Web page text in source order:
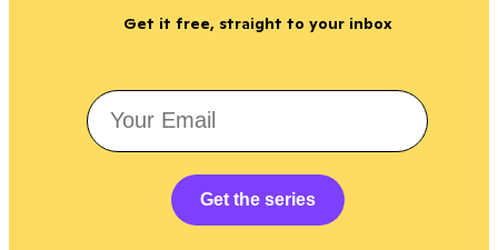
Get it free, straight to your inbox
Get the series